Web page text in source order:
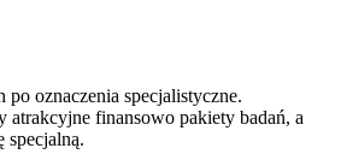
oznaczenia specjalistyczne.
atrakcyjne finansowo pakiety badań, a
specjalną.